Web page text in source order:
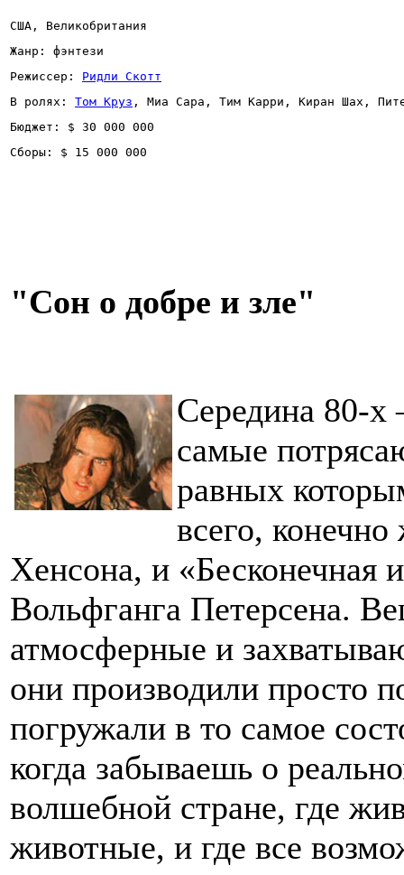
США, Великобритания
Жанр: фэнтези
Режиссер: Ридли Скотт
В ролях: Том Круз , Миа Сара, Тим Карри, Киран Шах,
Бюджет: $ 30 000 000
Сборы: $ 15 000 000
"Сон о добре и зле"
Середина 80-х
самые
равных
всего,
Хенсона, и «Бесконечная
Вольфганга Петерсена.
атмосферные и
они производили просто
погружали в то самое
когда забываешь о
волшебной стране, где
животные, и где все